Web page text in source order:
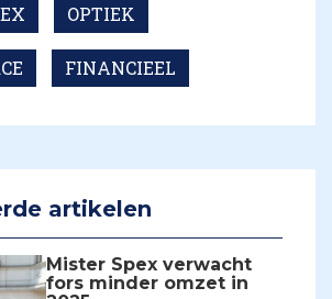
OPTIEK
FINANCIEEL
artikelen
Mister Spex verwacht
fors minder omzet in